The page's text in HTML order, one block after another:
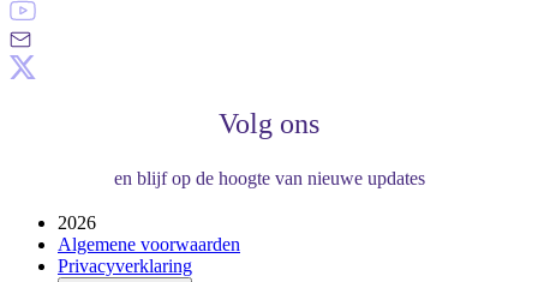
Volg ons
en blijf op de hoogte van nieuwe updates
2026
Algemene voorwaarden
Privacyverklaring